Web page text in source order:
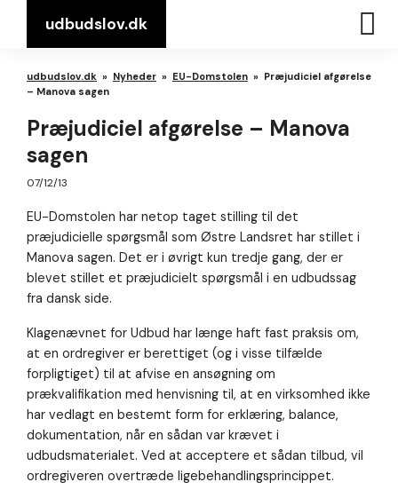
udbudslov.dk
udbudslov.dk » Nyheder » EU-Domstolen » Præjudiciel afgørelse
– Manova sagen
Præjudiciel afgørelse – Manova
sagen
07/12/13
EU-Domstolen har netop taget stilling til det
præjudicielle spørgsmål som Østre Landsret har stillet i
Manova sagen. Det er i øvrigt kun tredje gang, der er
blevet stillet et præjudicielt spørgsmål i en udbudssag
fra dansk side.
Klagenævnet for Udbud har længe haft fast praksis om,
at en ordregiver er berettiget (og i visse tilfælde
forpligtiget) til at afvise en ansøgning om
prækvalifikation med henvisning til, at en virksomhed ikke
har vedlagt en bestemt form for erklæring, balance,
dokumentation, når en sådan var krævet i
udbudsmaterialet. Ved at acceptere et sådan tilbud, vil
ordregiveren overtræde ligebehandlingsprincippet.
Nødvendig
Nødvendige
cookies hjælper
med at gøre en
hjemmeside
brugbar ved at